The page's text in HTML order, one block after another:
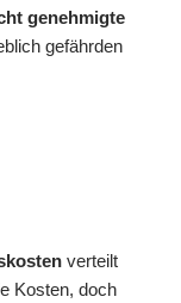
genehmigte
gefährden
verteilt
Kosten, doch